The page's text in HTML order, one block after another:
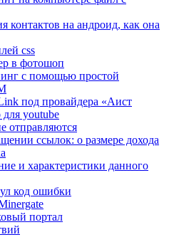
контактов на андроид, как она
css
в фотошоп
с помощью простой
под провайдера «Аист
для youtube
отправляются
ссылок: о размере дохода
и характеристики данного
код ошибки
портал